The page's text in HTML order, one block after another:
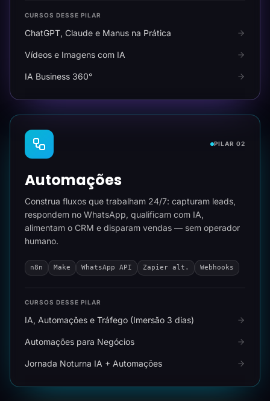
CURSOS DESSE PILAR
ChatGPT, Claude e Manus na Prática
Vídeos e Imagens com IA
IA Business 360°
PILAR 02
Automações
Construa fluxos que trabalham 24/7: capturam leads,
respondem no WhatsApp, qualificam com IA,
alimentam o CRM e disparam vendas — sem operador
humano.
n8n Make WhatsApp API Zapier alt. Webhooks
CURSOS DESSE PILAR
IA, Automações e Tráfego (Imersão 3 dias)
Automações para Negócios
Jornada Noturna IA + Automações